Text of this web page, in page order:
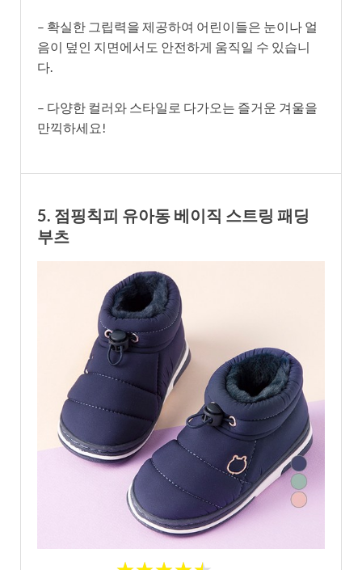
– 확실한 그립력을 제공하여 어린이들은 눈이나 얼
음이 덮인 지면에서도 안전하게 움직일 수 있습니
다.
– 다양한 컬러와 스타일로 다가오는 즐거운 겨울을
만끽하세요!
5. 점핑칙피 유아동 베이직 스트링 패딩
부츠